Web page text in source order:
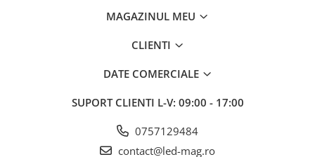
MAGAZINUL MEU
CLIENTI
DATE COMERCIALE
SUPORT CLIENTI L-V: 09:00 - 17:00
0757129484
contact@led-mag.ro